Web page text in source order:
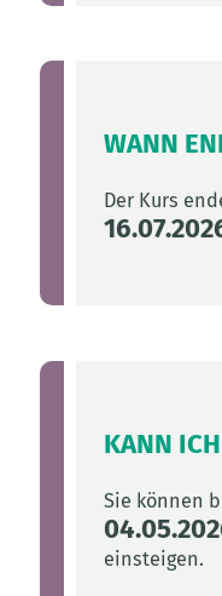
WANN
Der Kurs
KANN
Sie können
einsteigen.